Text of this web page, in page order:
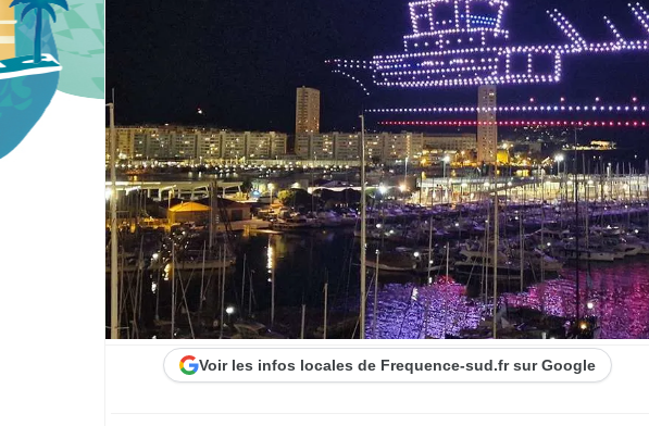
Voir les infos locales de Frequence-sud.fr sur Google